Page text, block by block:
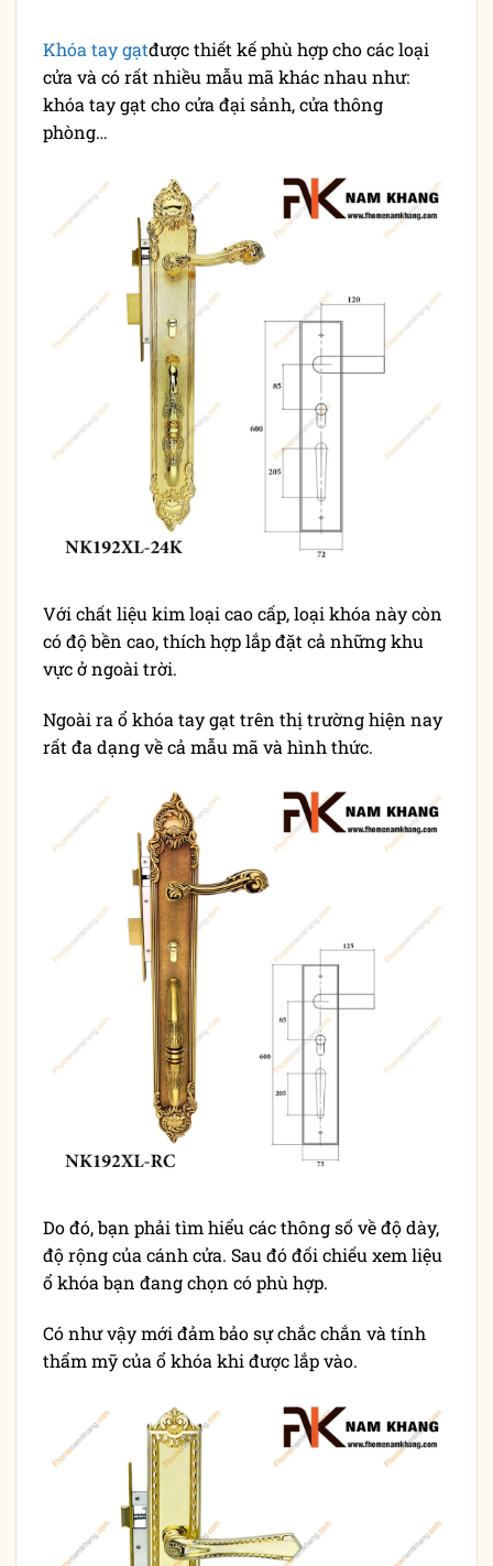
Khóa tay gạtđược thiết kế phù hợp cho các loại
cửa và có rất nhiều mẫu mã khác nhau như:
khóa tay gạt cho cửa đại sảnh, cửa thông
phòng…
Với chất liệu kim loại cao cấp, loại khóa này còn
có độ bền cao, thích hợp lắp đặt cả những khu
vực ở ngoài trời.
Ngoài ra ổ khóa tay gạt trên thị trường hiện nay
rất đa dạng về cả mẫu mã và hình thức.
Do đó, bạn phải tìm hiểu các thông số về độ dày,
độ rộng của cánh cửa. Sau đó đối chiếu xem liệu
ổ khóa bạn đang chọn có phù hợp.
Có như vậy mới đảm bảo sự chắc chắn và tính
thẩm mỹ của ổ khóa khi được lắp vào.